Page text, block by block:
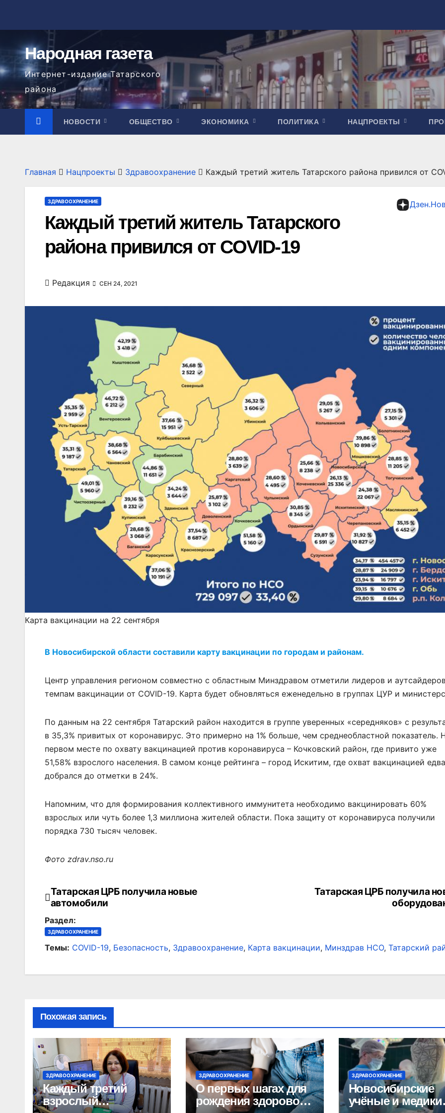
содержимому
Народная газета
Интернет-издание Татарского
района
НОВОСТИ ОБЩЕСТВО ЭКОНОМИКА ПОЛИТИКА НАЦПРОЕКТЫ
Главная Нацпроекты Здравоохранение Каждый третий житель Татарского района привился от
ЗДРАВООХРАНЕНИЕ
Каждый третий житель Татарского
района привился от COVID-19
Редакция СЕН 24, 2021
Карта вакцинации на 22 сентября
В Новосибирской области составили карту вакцинации по городам и районам.
Центр управления регионом совместно с областным Минздравом отметили лидеров и
темпам вакцинации от COVID-19. Карта будет обновляться еженедельно в группах ЦУР и
По данным на 22 сентября Татарский район находится в группе уверенных «середняков» с
в 35,3% привитых от коронавирус. Это примерно на 1% больше, чем среднеобластной показатель.
первом месте по охвату вакцинацией против коронавируса – Кочковский район, где привито уже
51,58% взрослого населения. В самом конце рейтинга – город Искитим, где охват вакцинацией едва
добрался до отметки в 24%.
Напомним, что для формирования коллективного иммунитета необходимо вакцинировать 60%
взрослых или чуть более 1,3 миллиона жителей области. Пока защиту от коронавируса получили
порядка 730 тысяч человек.
Фото zdrav.nso.ru
Навигация
по
записям
Татарская ЦРБ получила
Татарская ЦРБ получила новые
автомобили
Раздел:
ЗДРАВООХРАНЕНИЕ
Темы: COVID-19, Безопасность, Здравоохранение, Карта вакцинации, Минздрав НСО, Татарский
Похожая запись
ЗДРАВООХРАНЕНИЕ
Каждый третий
взрослый
ЗДРАВООХРАНЕНИЕ
О первых шагах для
рождения здорового
ЗДРАВООХРАНЕНИЕ
Новосибирские
учёные и медики